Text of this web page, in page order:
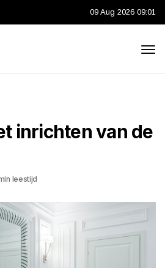
09 Aug 2026 09:01
inrichten van de
leestijd